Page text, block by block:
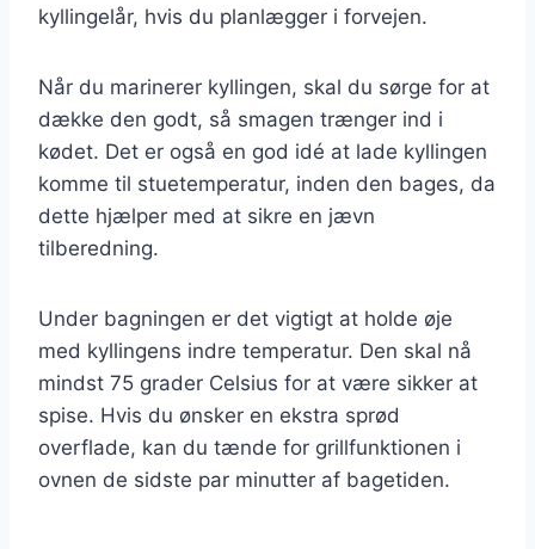
kyllingelår, hvis du planlægger i forvejen.
Når du marinerer kyllingen, skal du sørge for at
dække den godt, så smagen trænger ind i
kødet. Det er også en god idé at lade kyllingen
komme til stuetemperatur, inden den bages, da
dette hjælper med at sikre en jævn
tilberedning.
Under bagningen er det vigtigt at holde øje
med kyllingens indre temperatur. Den skal nå
mindst 75 grader Celsius for at være sikker at
spise. Hvis du ønsker en ekstra sprød
overflade, kan du tænde for grillfunktionen i
ovnen de sidste par minutter af bagetiden.